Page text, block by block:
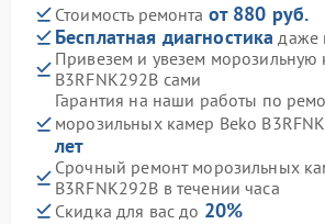
Стоимость ремонта от 880 руб.
Бесплатная диагностика даже
Привезем и увезем морозильную
B3RFNK292B сами
Гарантия на наши работы по
морозильных камер Beko
лет
Срочный ремонт морозильных
B3RFNK292B в течении часа
Скидка для вас до 20%